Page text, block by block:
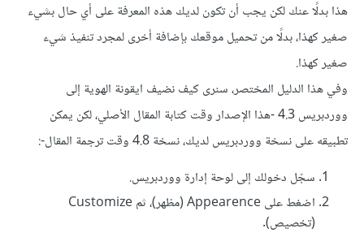
هذا بدلًا عنك لكن يجب أن تكون لديك هذه المعرفة على أي حال بشيء
صغير كهذا، بدلًا من تحميل موقعك بإضافة أخرى لمجرد تنفيذ شيء
صغير كهذا.
وفي هذا الدليل المختصر، سنرى كيف نضيف ايقونة الهوية إلى
ووردبريس 4.3 -هذا الإصدار وقت كتابة المقال الأصلي، لكن يمكن
تطبيقه على نسخة ووردبريس لديك، نسخة 4.8 وقت ترجمة المقال-:
سجّل دخولك إلى لوحة إدارة ووردبريس.
اضغط على Appearence (مظهر)، ثم Customize
(تخصيص).